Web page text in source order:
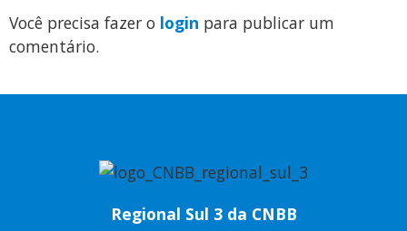
Você precisa fazer o login para publicar um
comentário.
Regional Sul 3 da CNBB